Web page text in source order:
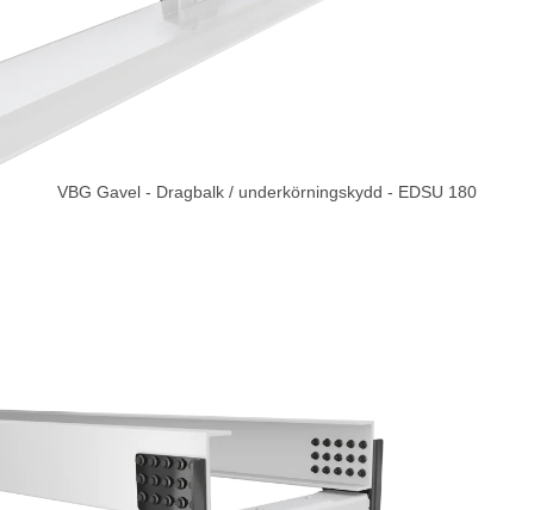
VBG Gavel - Dragbalk / underkörningskydd - EDSU 180